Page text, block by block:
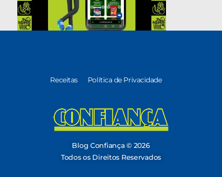
Receitas Política de Privacidade
Blog Confiança © 2026
Todos os Direitos Reservados